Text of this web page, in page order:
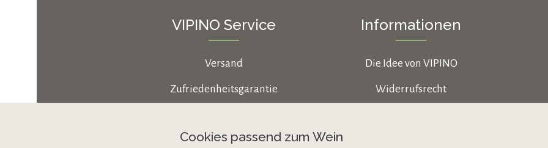
VIPINO Service
Versand
Zufriedenheitsgarantie
Cookie-Einstellungen
Informationen
Die Idee von VIPINO
Widerrufsrecht
Cookies passend zum Wein